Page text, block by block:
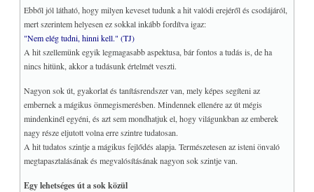
Ebből jól látható, hogy milyen keveset tudunk a hit valódi erejéről és csodájáról,
mert szerintem helyesen ez sokkal inkább fordítva igaz:
"Nem elég tudni, hinni kell." (TJ)
A hit szellemünk egyik legmagasabb aspektusa, bár fontos a tudás is, de ha
nincs hitünk, akkor a tudásunk értelmét veszti.
Nagyon sok út, gyakorlat és tanításrendszer van, mely képes segíteni az
embernek a mágikus önmegismerésben. Mindennek ellenére az út mégis
mindenkinél egyéni, és azt sem mondhatjuk el, hogy világunkban az emberek
nagy része eljutott volna erre szintre tudatosan.
A hit tudatos szintje a mágikus fejlődés alapja. Természetesen az isteni önvaló
megtapasztalásának és megvalósításának nagyon sok szintje van.
Egy lehetséges út a sok közül